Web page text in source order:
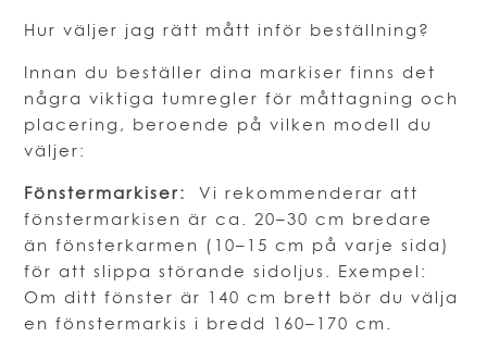
Hur väljer jag rätt mått inför beställning?
Innan du beställer dina markiser finns det
några viktiga tumregler för måttagning och
placering, beroende på vilken modell du
väljer:
Fönstermarkiser:
Vi rekommenderar att
fönstermarkisen är ca. 20–30 cm bredare
än fönsterkarmen (10–15 cm på varje sida)
för att slippa störande sidoljus. Exempel:
Om ditt fönster är 140 cm brett bör du välja
en fönstermarkis i bredd 160–170 cm.